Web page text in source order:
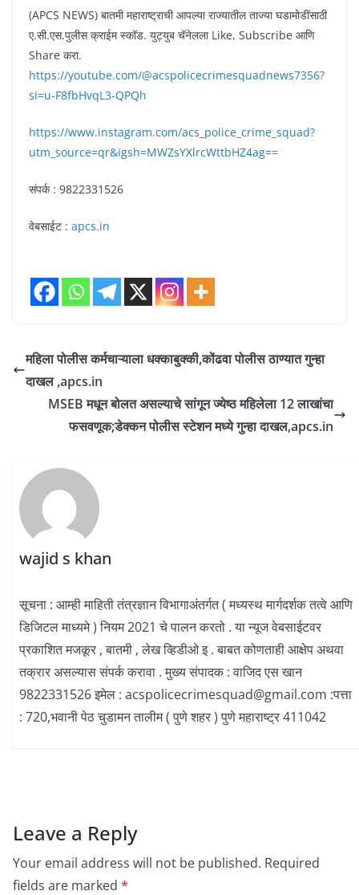
(APCS NEWS) बातमी महाराष्ट्राची आपल्या राज्यातील ताज्या घडामोडींसाठी
ए.सी.एस.पुलीस क्राईम स्कॉड. युट्युब चॅनेलला Like, Subscribe आणि
Share करा.
https://youtube.com/@acspolicecrimesquadnews7356?
si=u-F8fbHvqL3-QPQh
https://www.instagram.com/acs_police_crime_squad?
utm_source=qr&igsh=MWZsYXlrcWttbHZ4ag==
संपर्क : 9822331526
वेबसाईट : apcs.in
महिला पोलीस कर्मचाऱ्याला धक्काबुक्की,कोंढवा पोलीस ठाण्यात गुन्हा
दाखल ,apcs.in
MSEB मधून बोलत असल्याचे सांगून ज्येष्ठ महिलेला 12 लाखांचा
फसवणूक;डेक्कन पोलीस स्टेशन मध्ये गुन्हा दाखल,apcs.in
wajid s khan
सूचना : आम्ही माहिती तंत्रज्ञान विभागाअंतर्गत ( मध्यस्थ मार्गदर्शक तत्वे आणि
डिजिटल माध्यमे ) नियम 2021 चे पालन करतो . या न्यूज वेबसाईटवर
प्रकाशित मजकूर , बातमी , लेख व्हिडीओ इ . बाबत कोणताही आक्षेप अथवा
तक्रार असल्यास संपर्क करावा . मुख्य संपादक : वाजिद एस खान
9822331526 इमेल : acspolicecrimesquad@gmail.com :पत्ता
: 720,भवानी पेठ चुडामन तालीम ( पुणे शहर ) पुणे महाराष्ट्र 411042
Leave a Reply
Your email address will not be published. Required
fields are marked *